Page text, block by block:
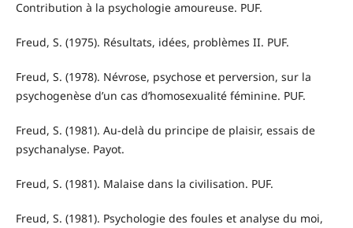
Contribution à la psychologie amoureuse. PUF.
Freud, S. (1975). Résultats, idées, problèmes II. PUF.
Freud, S. (1978). Névrose, psychose et perversion, sur la
psychogenèse d’un cas d’homosexualité féminine. PUF.
Freud, S. (1981). Au-delà du principe de plaisir, essais de
psychanalyse. Payot.
Freud, S. (1981). Malaise dans la civilisation. PUF.
Freud, S. (1981). Psychologie des foules et analyse du moi,